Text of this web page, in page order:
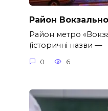
Район
Район метро
(історичні назви —
0 6